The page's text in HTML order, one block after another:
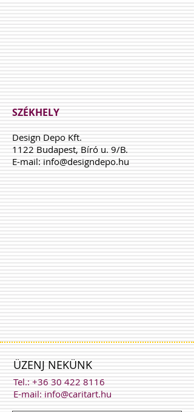
SZÉKHELY
Design Depo Kft.
1122 Budapest, Bíró u. 9/B.
E-mail: info@designdepo.hu
ÜZENJ NEKÜNK
Tel.: +36 30 422 8116
E-mail: info@caritart.hu